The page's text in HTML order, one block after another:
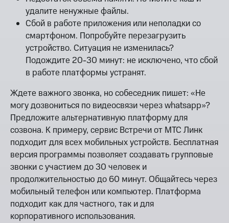
удалите ненужные файлы.
Сбой в работе приложения или неполадки со
смартфоном. Попробуйте перезагрузить
устройство. Ситуация не изменилась?
Подождите 20-30 минут: не исключено, что сбой
в работе платформы устранят.
Ждете важного звонка, но собеседник пишет: «Не
могу дозвониться по видеосвязи через whatsapp»?
Предложите альтернативную платформу для
созвона. К примеру, сервис Встречи от МТС Линк
подходит для всех мобильных устройств. Бесплатная
версия программы позволяет создавать групповые
звонки с участием до 30 человек и
продолжительностью до 60 минут. Общайтесь через
мобильный телефон или компьютер. Платформа
подходит как для частного, так и для
корпоративного использования.